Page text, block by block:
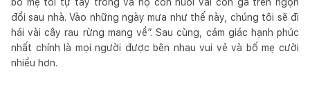
đồi sau nhà. Vào những ngày mưa như thế này, chúng tôi sẽ đi
hái vài cây rau rừng mang về”. Sau cùng, cảm giác hạnh phúc
nhất chính là mọi người được bên nhau vui vẻ và bố mẹ cười
nhiều hơn.